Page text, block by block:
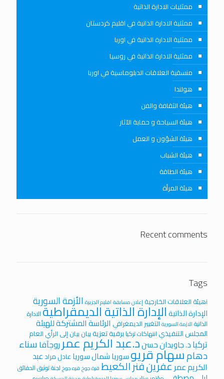
ممثليات الادارة الذاتية
ممثلية الادارة الذاتية في اقليم كردستان
ممثلية الادارة الذاتية في اوربا
ممثلية الادارة الذاتية في روسيا
منسقية العلاقات الدبلوماسية في اوربا
هولندا
هيئة الثقافة والفن
هيئة السياحة و حماية الآثار
هيئة الشؤون و العمل
هيئة الشباب
هيئة الطاقة
هيئة المرأة
Recent comments
Tags
iهيئة العلاقات الخارجية إعلان مسابقة اقليم الجزيرة الأزمة السورية
الإدارة الذاتيةالإدارة الذاتية الديمقراطيةالادارة
الذاتية الازمة السورية التغيير الديمغرافي الرئاسة المشتركة للهيئة
المجلس التنفيذيانتهاكات تركيا برقية تعزيةبيان بيان إلى الرأي العام
تركياد. جاويدان حسند.عبد الكريم عمرروجآفاسناء
دهامسهام قريوسورياشمال سورياعادل مرادعبد
الكريم عمرعفرينفنر الكعيط قرة جوخ قره جوخ لجنة توثيق الحقائق